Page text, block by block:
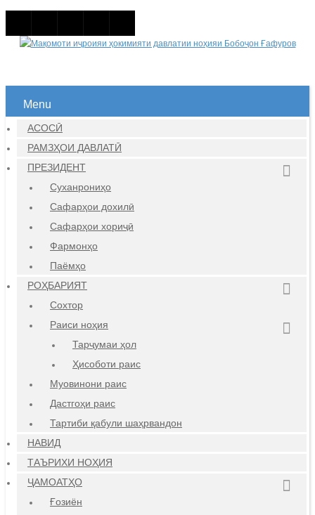
Menu
АСОСӢ
РАМЗҲОИ ДАВЛАТӢ
ПРЕЗИДЕНТ
Суханрониҳо
Сафарҳои дохилӣ
Сафарҳои хориҷӣ
Фармонҳо
Паёмҳо
РОҲБАРИЯТ
Сохтор
Раиси ноҳия
Тарҷумаи ҳол
Ҳисоботи раис
Муовинони раис
Дастгоҳи раис
Тартиби қабули шаҳрвандон
НАВИД
ТАЪРИХИ НОҲИЯ
ҶАМОАТҲО
Ғозиён